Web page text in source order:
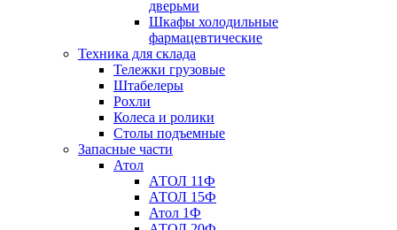
дверьми
Шкафы холодильные
фармацевтические
Техника для склада
Тележки грузовые
Штабелеры
Рохли
Колеса и ролики
Столы подъемные
Запасные части
Атол
АТОЛ 11Ф
АТОЛ 15Ф
Атол 1Ф